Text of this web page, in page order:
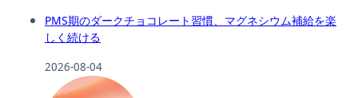
PMS期のダークチョコレート習慣、マグネシウム補給を楽
しく続ける
2026-08-04